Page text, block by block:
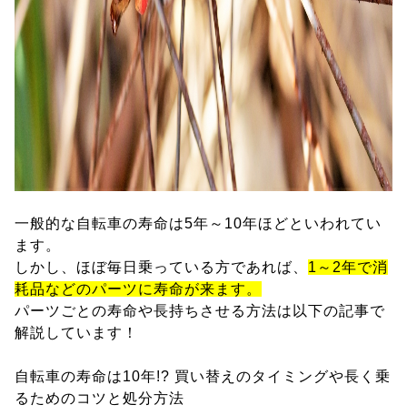
一般的な自転車の寿命は5年～10年ほどといわれてい
ます。
しかし、ほぼ毎日乗っている方であれば、 1～2年で消
耗品などのパーツに寿命が来ます。
パーツごとの寿命や長持ちさせる方法は以下の記事で
解説しています！
自転車の寿命は10年!? 買い替えのタイミングや長く乗
るためのコツと処分方法